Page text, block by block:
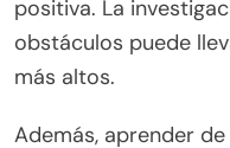
fomenta la
promoviendo una
adversidad para